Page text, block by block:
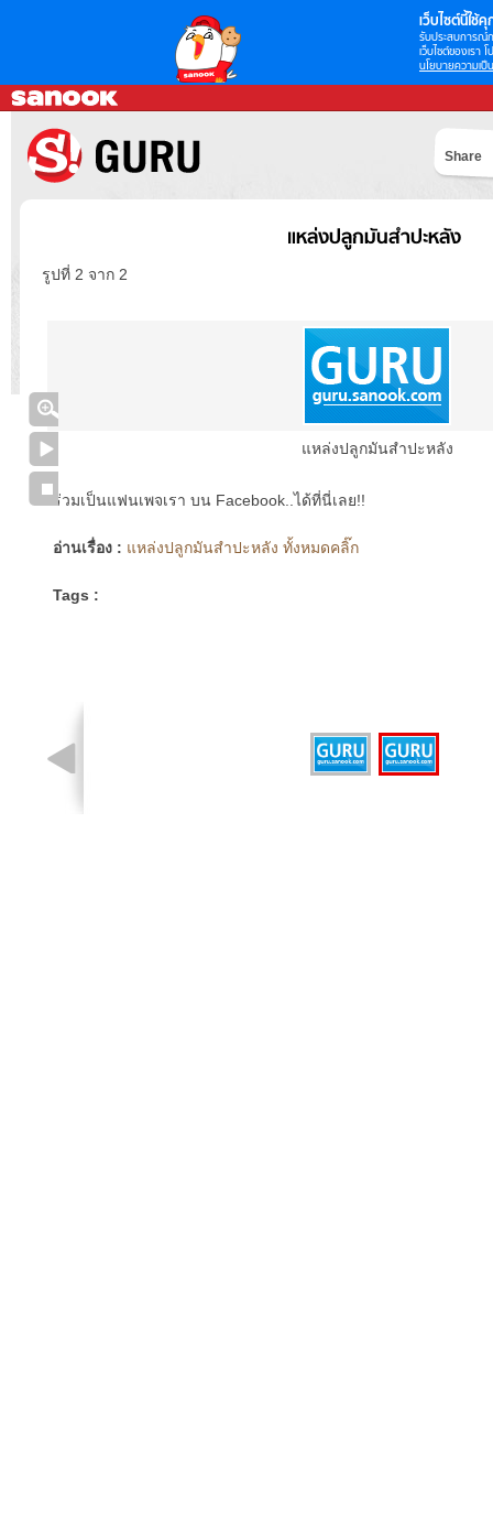
เว็บไซต์นี้ใช้คุ
รับประสบการณ์
เว็บไซต์ของเรา
นโยบายความเป็
Share
แหล่งปลูกมันสำปะหลัง
รูปที่ 2 จาก 2
แหล่งปลูกมันสำปะหลัง
ร่วมเป็นแฟนเพจเรา บน Facebook..ได้ที่นี่เลย!!
อ่านเรื่อง : แหล่งปลูกมันสำปะหลัง ทั้งหมดคลิ๊ก
Tags :